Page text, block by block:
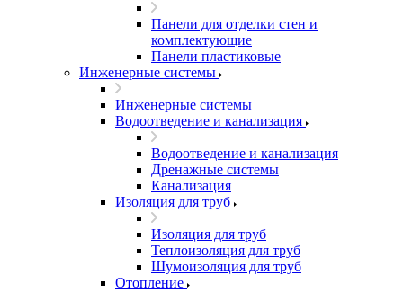
Панели для отделки стен и
комплектующие
Панели пластиковые
Инженерные системы
Инженерные системы
Водоотведение и канализация
Водоотведение и канализация
Дренажные системы
Канализация
Изоляция для труб
Изоляция для труб
Теплоизоляция для труб
Шумоизоляция для труб
Отопление